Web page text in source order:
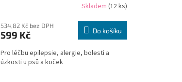
Skladem (12 ks)
534,82 Kč bez DPH
599 Kč Do košíku
Pro léčbu epilepsie, alergie, bolesti a
úzkosti u psů a koček